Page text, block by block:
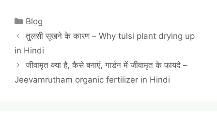
Categories
Blog
तुलसी सूखने के कारण – Why tulsi plant drying up
in Hindi
जीवामृत क्या है, कैसे बनाएं, गार्डन में जीवामृत के फायदे –
Jeevamrutham organic fertilizer in Hindi